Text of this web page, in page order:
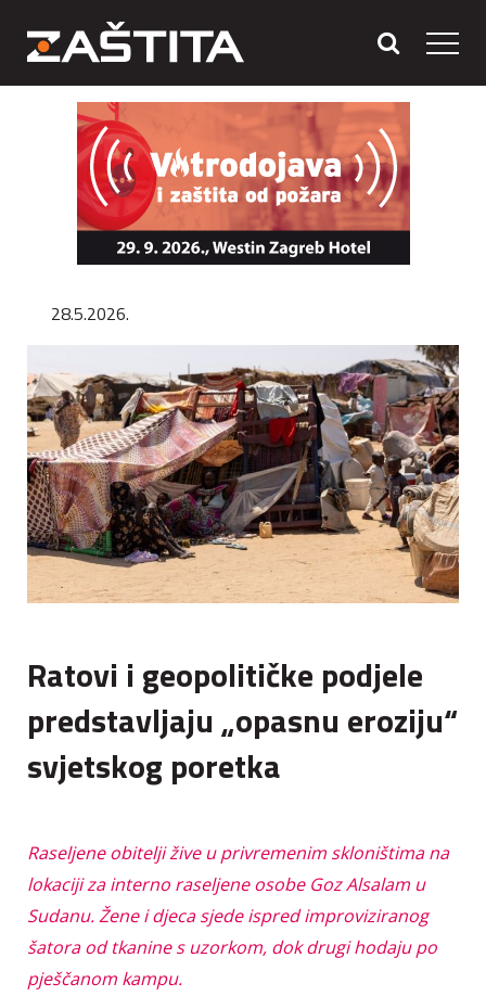
28.5.2026.
Ratovi i geopolitičke podjele
predstavljaju „opasnu eroziju“
svjetskog poretka
Raseljene obitelji žive u privremenim skloništima na
lokaciji za interno raseljene osobe Goz Alsalam u
Sudanu. Žene i djeca sjede ispred improviziranog
šatora od tkanine s uzorkom, dok drugi hodaju po
pješčanom kampu.